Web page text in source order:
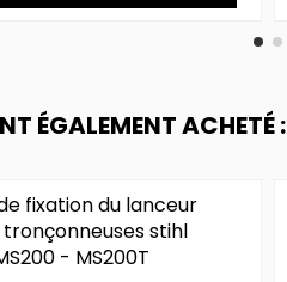
ÉGALEMENT ACHETÉ :